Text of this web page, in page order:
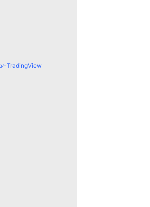
עקוב אחר כל השווקים ב-TradingView